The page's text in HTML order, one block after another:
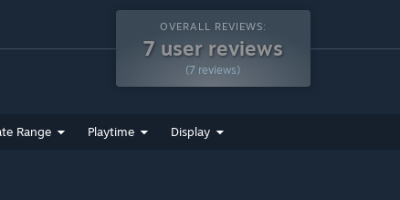
OVERALL REVIEWS:
7 user reviews
(7 reviews)
Range Playtime Display